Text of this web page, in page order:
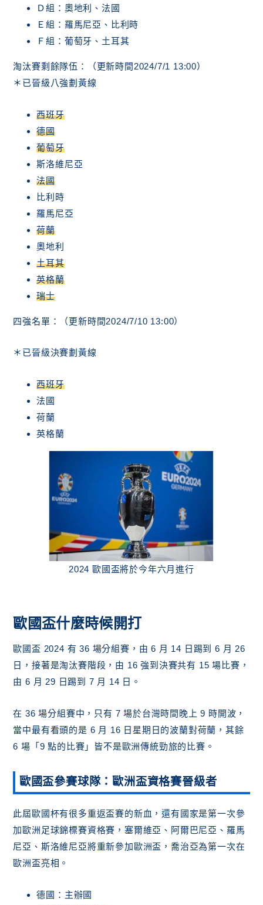
Ｄ組：奧地利、法國
Ｅ組：羅馬尼亞、比利時
Ｆ組：葡萄牙、土耳其
淘汰賽剩餘隊伍：（更新時間2024/7/1 13:00）
＊已晉級八強劃黃線
西班牙
德國
葡萄牙
斯洛維尼亞
法國
比利時
羅馬尼亞
荷蘭
奧地利
土耳其
英格蘭
瑞士
四強名單：（更新時間2024/7/10 13:00）
＊已晉級決賽劃黃線
西班牙
法國
荷蘭
英格蘭
2024 歐國盃將於今年六月進行
歐國盃什麼時候開打
歐國盃 2024 有 36 場分組賽，由 6 月 14 日踢到 6 月 26
日，接著是淘汰賽階段，由 16 強到決賽共有 15 場比賽，
由 6 月 29 日踢到 7 月 14 日。
在 36 場分組賽中，只有 7 場於台灣時間晚上 9 時開波，
當中最有看頭的是 6 月 16 日星期日的波蘭對荷蘭，其餘
6 場「9 點的比賽」皆不是歐洲傳統勁旅的比賽。
歐國盃參賽球隊：歐洲盃資格賽晉級者
此屆歐國杯有很多重返盃賽的新血，還有國家是第一次參
加歐洲足球錦標賽資格賽，塞爾維亞、阿爾巴尼亞、羅馬
尼亞、斯洛維尼亞將重新參加歐洲盃，喬治亞為第一次在
歐洲盃亮相。
德國：主辦國